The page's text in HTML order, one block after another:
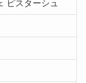
ピスターシュ